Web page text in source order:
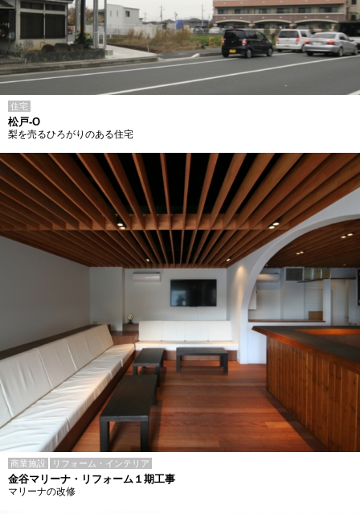
住宅
松戸-O
梨を売るひろがりのある住宅
商業施設 リフォーム・インテリア
金谷マリーナ・リフォーム１期工事
マリーナの改修